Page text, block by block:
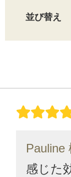
並び替え
Pauline
感じた